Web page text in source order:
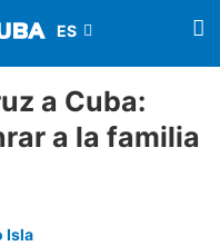
a Cuba:
a la familia
Isla